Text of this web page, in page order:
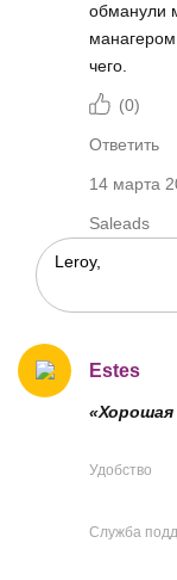
обманули
манагером
чего.
(0)
Ответить
14 марта
Saleads
Estes
«Хорошая
Удобство
Служба